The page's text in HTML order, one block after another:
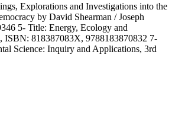
Explorations and Investigations into the
by David Shearman / Joseph
5- Title: Energy, Ecology and
ISBN: 818387083X, 9788183870832 7-
Science: Inquiry and Applications, 3rd